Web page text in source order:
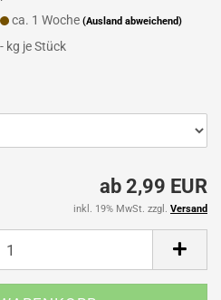
ca. 1 Woche(Ausland abweichend)
- kg je Stück
ab 2,99 EUR
inkl. 19% MwSt. zzgl. Versand